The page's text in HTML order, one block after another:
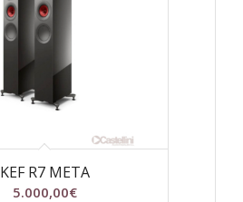
KEF R7 META
5.000,00€